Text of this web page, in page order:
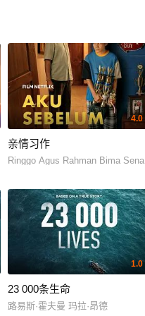
4.0
亲情习作
Ringgo Agus Rahman Bima Sena
1.0
23 000条生命
路易斯·霍夫曼 玛拉·昂德